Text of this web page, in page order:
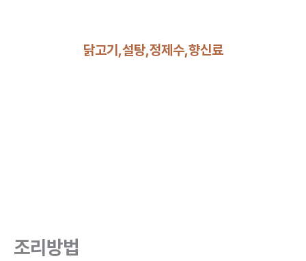
닭고기,설탕,정제수,향신료
조리방법